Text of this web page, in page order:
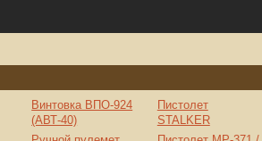
Винтовка ВПО-924
(АВТ-40)
Пистолет
STALKER